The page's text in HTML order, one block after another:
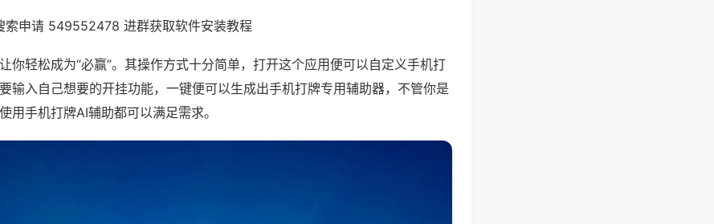
索申请 549552478 进群获取软件安装教程
你轻松成为“必赢”。其操作方式十分简单，打开这个应用便可以自定义手机打
输入自己想要的开挂功能，一键便可以生成出手机打牌专用辅助器，不管你是
用手机打牌AI辅助都可以满足需求。